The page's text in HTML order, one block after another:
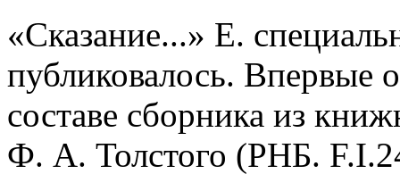
«Сказание...» Е.
публиковалось. Впервые
составе сборника из
Ф. А. Толстого (РНБ.